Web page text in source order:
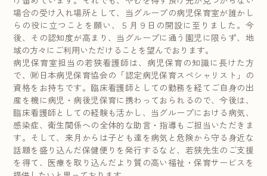
場合の受け入れ場所として、当グループの病児保育室が誰かし
らの役に立つことを願い、５月９日の開設に至りました。今
後、その認知度が高まり、当グループに通う園児に限らず、地
域の方々にご利用いただけることを望んでおります。
病児保育室担当の若狭看護師は、病児保育の知識に長けた方
で、㈶日本病児保育協会の「認定病児保育スペシャリスト」の
資格をお持ちです。臨床看護師としての勤務を経てご自身の出
産を機に病児・病後児保育に携わっておられるので、今後は、
臨床看護師としての経験も活かし、当グループにおける病気、
感染症、衛生関係への全体的な助言・指導もご担当いただきま
す。そして、来月からは子ども達を病気と危険から守る身近な
話題を盛り込んだ保健便りを発行するなど、若狭先生のご支援
を得て、医療を取り込んだより質の高い福祉・保育サービスを